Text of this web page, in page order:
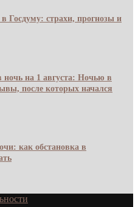
Госдуму: страхи, прогнозы и
на 1 августа: Ночью в
после которых начался
как обстановка в